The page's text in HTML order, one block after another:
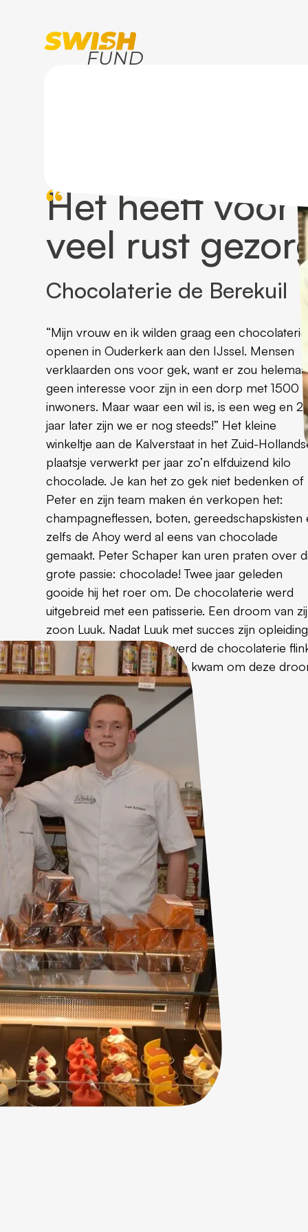
Het heeft voor
veel rust
Chocolaterie de Berekuil
“Mijn vrouw en ik wilden graag een chocolaterie
openen in Ouderkerk aan den IJssel. Mensen
verklaarden ons voor gek, want er zou
geen interesse voor zijn in een dorp met 1500
inwoners. Maar waar een wil is, is een weg en
jaar later zijn we er nog steeds!” Het kleine
winkeltje aan de Kalverstaat in het Zuid-
plaatsje verwerkt per jaar zo’n elfduizend kilo
chocolade. Je kan het zo gek niet bedenken of
Peter en zijn team maken én verkopen het:
champagneflessen, boten, gereedschapskisten
zelfs de Ahoy werd al eens van chocolade
gemaakt. Peter Schaper kan uren praten over
grote passie: chocolade! Twee jaar geleden
gooide hij het roer om. De chocolaterie werd
uitgebreid met een patisserie. Een droom van
zoon Luuk. Nadat Luuk met succes zijn
Brugge had afgerond, werd de chocolaterie
verbouwd zodat er ruimte kwam om deze
te verwezenlijken.
Aanvraag starten